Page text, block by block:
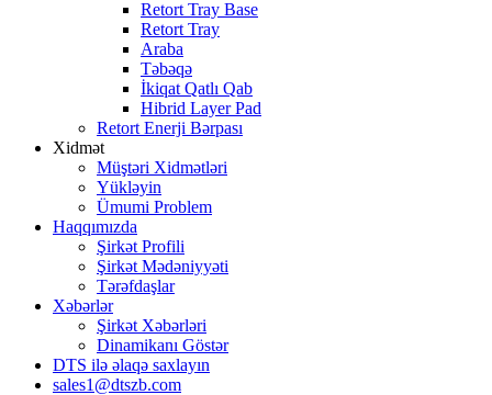
Retort Tray Base
Retort Tray
Araba
Təbəqə
İkiqat Qatlı Qab
Hibrid Layer Pad
Retort Enerji Bərpası
Xidmət
Müştəri Xidmətləri
Yükləyin
Ümumi Problem
Haqqımızda
Şirkət Profili
Şirkət Mədəniyyəti
Tərəfdaşlar
Xəbərlər
Şirkət Xəbərləri
Dinamikanı Göstər
DTS ilə əlaqə saxlayın
sales1@dtszb.com